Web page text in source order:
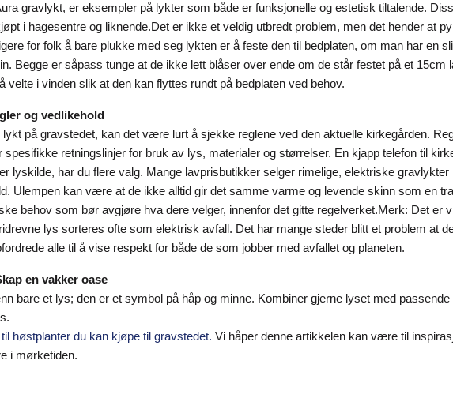
gravlykt, er eksempler på lykter som både er funksjonelle og estetisk tiltalende.
i hagesentre og liknende.Det er ikke et veldig utbredt problem, men det hender at
for folk å bare plukke med seg lykten er å feste den til bedplaten, om man har en
Begge er såpass tunge at de ikke lett blåser over ende om de står festet på et
velte i vinden slik at den kan flyttes rundt på bedplaten ved behov.
og vedlikehold
lykt på gravstedet, kan det være lurt å sjekke reglene ved den aktuelle kirkegården.
spesifikke retningslinjer for bruk av lys, materialer og størrelser. En kjapp telefon til
lyskilde, har du flere valg. Mange lavprisbutikker selger rimelige, elektriske
Ulempen kan være at de ikke alltid gir det samme varme og levende skinn som en
behov som bør avgjøre hva dere velger, innenfor det gitte regelverket.Merk: Det er
lys sorteres ofte som elektrisk avfall. Det har mange steder blitt et problem at
alle til å vise respekt for både de som jobber med avfallet og planeten.
en vakker oase
bare et lys; den er et symbol på håp og minne. Kombiner gjerne lyset med
høstplanter du kan kjøpe til gravstedet. Vi håper denne artikkelen kan være til
i mørketiden.